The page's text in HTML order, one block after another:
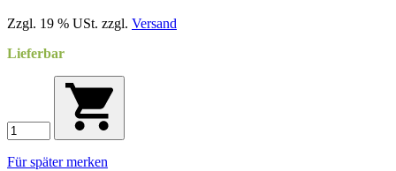
Zzgl. 19 % USt. zzgl. Versand
Lieferbar
Für später merken